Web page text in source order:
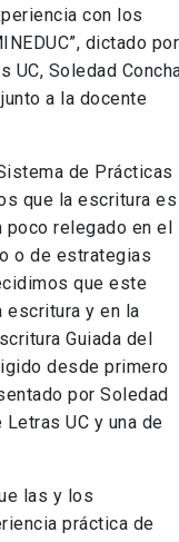
con los
dictado por
UC, Soledad
a la docente
de Prácticas
que la escritura es
relegado en el
o de estrategias
que este
escritura y en la
Guiada del
desde primero
por Soledad
UC y una de
las y los
práctica de